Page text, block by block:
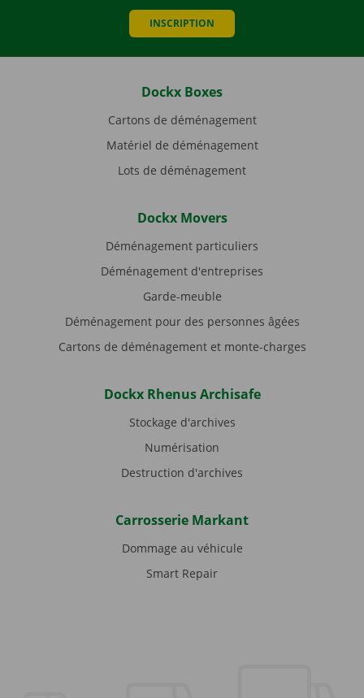
INSCRIPTION
Dockx Boxes
Cartons de déménagement
Matériel de déménagement
Lots de déménagement
Dockx Movers
Déménagement particuliers
Déménagement d'entreprises
Garde-meuble
Déménagement pour des personnes âgées
Cartons de déménagement et monte-charges
Dockx Rhenus Archisafe
Stockage d'archives
Numérisation
Destruction d'archives
Carrosserie Markant
Dommage au véhicule
Smart Repair